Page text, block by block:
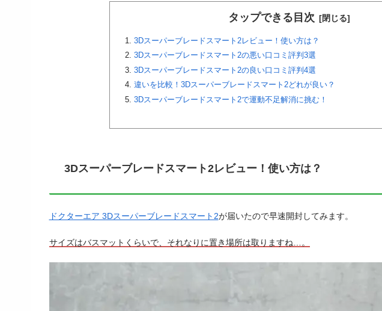
タップできる目次
3Dスーパーブレードスマート2レビュー！使い方は？
3Dスーパーブレードスマート2の悪い口コミ評判3選
3Dスーパーブレードスマート2の良い口コミ評判4選
違いを比較！3Dスーパーブレードスマート2どれが良い？
3Dスーパーブレードスマート2で運動不足解消に挑む！
3Dスーパーブレードスマート2レビュー！使い方は？
ドクターエア 3Dスーパーブレードスマート2が届いたので早速開封してみます。
サイズはバスマットくらいで、それなりに置き場所は取りますね…。